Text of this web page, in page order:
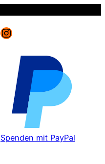
Instagram
Spenden mit PayPal